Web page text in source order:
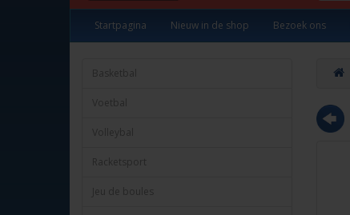
Startpagina Nieuw in de shop Bezoek ons
Basketbal
Voetbal
Volleybal
Racketsport
Jeu de boules